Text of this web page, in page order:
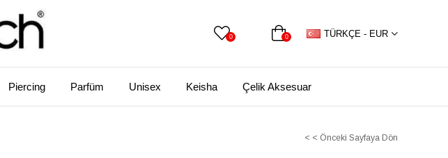
0 0 TÜRKÇE - EUR
Piercing Parfüm Unisex Keisha Çelik Aksesuar
< < Önceki Sayfaya Dön